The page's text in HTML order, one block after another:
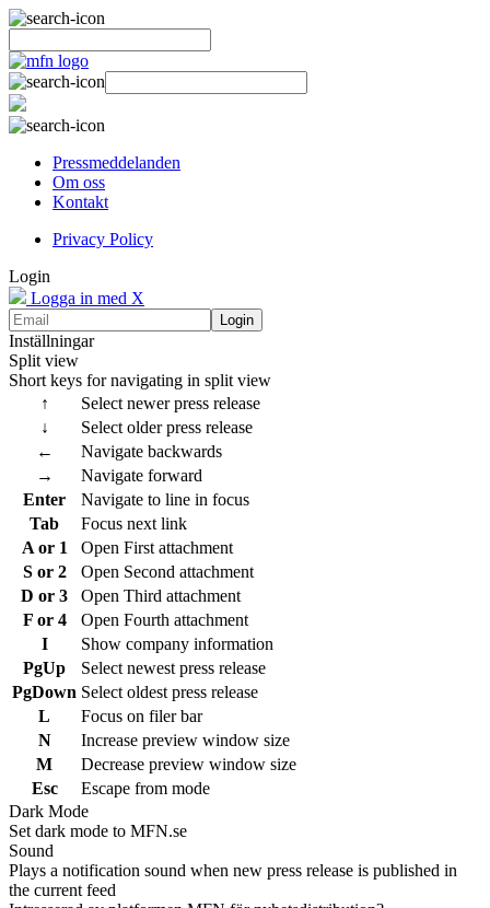
Pressmeddelanden
Om oss
Kontakt
Privacy Policy
Login
Logga in med X
Login
Inställningar
Split view
Short keys for navigating in split view
↑
Select newer press release
↓
Select older press release
←
Navigate backwards
→
Navigate forward
Enter
Navigate to line in focus
Tab
Focus next link
A or 1
Open First attachment
S or 2
Open Second attachment
D or 3
Open Third attachment
F or 4
Open Fourth attachment
I
Show company information
PgUp
Select newest press release
PgDown Select oldest press release
L
Focus on filer bar
N
Increase preview window size
M
Decrease preview window size
Esc
Escape from mode
Dark Mode
Set dark mode to MFN.se
Sound
Plays a notification sound when new press release is published in
the current feed